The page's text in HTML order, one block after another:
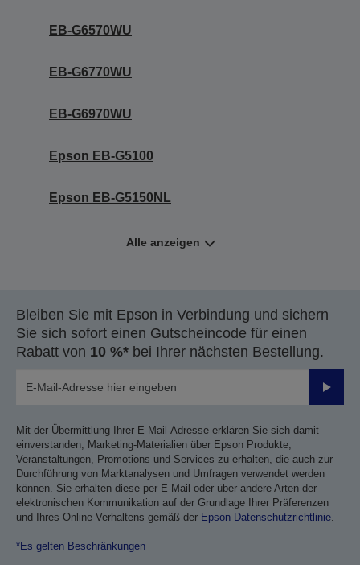
EB-G6570WU
EB-G6770WU
EB-G6970WU
Epson EB-G5100
Epson EB-G5150NL
Alle anzeigen
Bleiben Sie mit Epson in Verbindung und sichern
Sie sich sofort einen Gutscheincode für einen
Rabatt von 10 %* bei Ihrer nächsten Bestellung.
Mit der Übermittlung Ihrer E-Mail-Adresse erklären Sie sich damit
einverstanden, Marketing-Materialien über Epson Produkte,
Veranstaltungen, Promotions und Services zu erhalten, die auch zur
Durchführung von Marktanalysen und Umfragen verwendet werden
können. Sie erhalten diese per E-Mail oder über andere Arten der
elektronischen Kommunikation auf der Grundlage Ihrer Präferenzen
und Ihres Online-Verhaltens gemäß der Epson Datenschutzrichtlinie.
*Es gelten Beschränkungen